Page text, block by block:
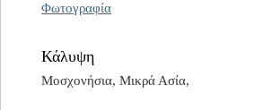
Φωτογραφία
Κάλυψη
Μοσχονήσια, Μικρά Ασία,